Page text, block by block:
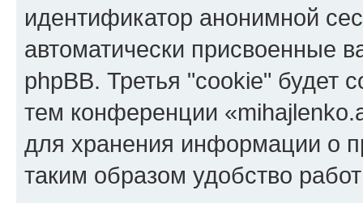
идентификатор анонимной
автоматически присвоенные
phpBB. Третья "cookie" будет
тем конференции
для хранения информации о
таким образом удобство